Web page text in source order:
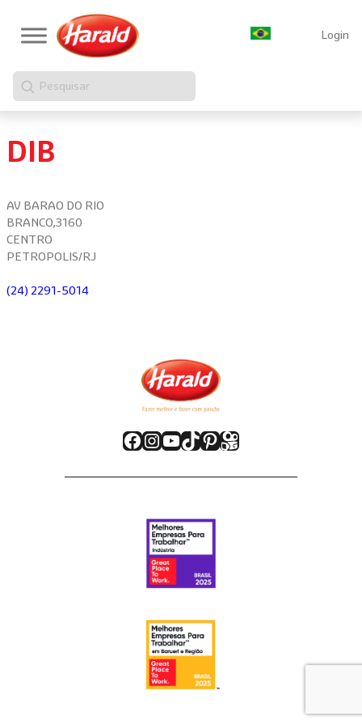
Login
Pesquisar
DIB
AV BARAO DO RIO
BRANCO,3160
CENTRO
PETROPOLIS/RJ
(24) 2291-5014
Facebook
Instagram
Youtube
TikTok
Pinterest
Kwai